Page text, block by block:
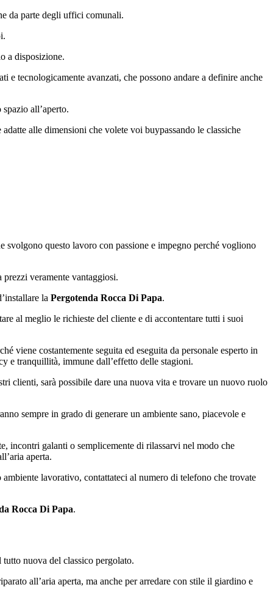
da parte degli uffici comunali.
a disposizione.
tecnologicamente avanzati, che possono andare a definire anche
all’aperto.
alle dimensioni che volete voi buypassando le classiche
questo lavoro con passione e impegno perché vogliono
veramente vantaggiosi.
la Pergotenda Rocca Di Papa.
al meglio le richieste del cliente e di accontentare tutti i suoi
viene costantemente seguita ed eseguita da personale esperto in
e tranquillità, immune dall’effetto delle stagioni.
clienti, sarà possibile dare una nuova vita e trovare un nuovo ruolo
sempre in grado di generare un ambiente sano, piacevole e
incontri galanti o semplicemente di rilassarvi nel modo che
aperta.
lavorativo, contattateci al numero di telefono che trovate
Rocca Di Papa.
nuova del classico pergolato.
all’aria aperta, ma anche per arredare con stile il giardino e